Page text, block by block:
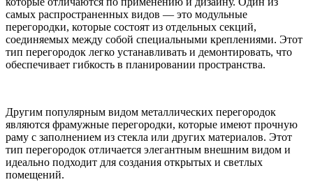
самых распространенных видов — это модульные
перегородки, которые состоят из отдельных секций,
соединяемых между собой специальными креплениями. Этот
тип перегородок легко устанавливать и демонтировать, что
обеспечивает гибкость в планировании пространства.
Другим популярным видом металлических перегородок
являются фрамужные перегородки, которые имеют прочную
раму с заполнением из стекла или других материалов. Этот
тип перегородок отличается элегантным внешним видом и
идеально подходит для создания открытых и светлых
помещений.